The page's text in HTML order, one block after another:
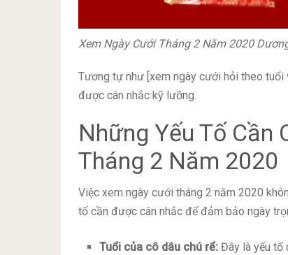
Xem Ngày Cưới Tháng 2 Năm 2020
Tương tự như [xem ngày cưới hỏi theo
được cân nhắc kỹ lưỡng.
Những Yếu Tố Cần
Tháng 2 Năm 2020
Việc xem ngày cưới tháng 2 năm 2020
tố cần được cân nhắc để đảm bảo ngày
Tuổi của cô dâu chú rể: Đây là yếu tố